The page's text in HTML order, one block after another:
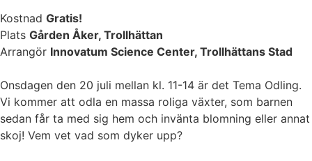
Kostnad Gratis!
Plats Gården Åker, Trollhättan
Arrangör Innovatum Science Center, Trollhättans Stad
Onsdagen den 20 juli mellan kl. 11-14 är det Tema Odling.
Vi kommer att odla en massa roliga växter, som barnen
sedan får ta med sig hem och invänta blomning eller annat
skoj! Vem vet vad som dyker upp?